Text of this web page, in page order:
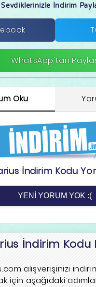
Sevdiklerinizle İndirim
WhatsApp'tan
Oku
İndirim Kodu
YENI YORUM YOK :(
İndirim Kodu
alışverişinizi
için aşağıdaki